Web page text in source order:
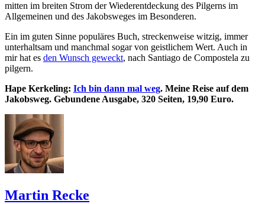
mitten im breiten Strom der Wiederentdeckung des Pilgerns im
Allgemeinen und des Jakobsweges im Besonderen.
Ein im guten Sinne populäres Buch, streckenweise witzig, immer
unterhaltsam und manchmal sogar von geistlichem Wert. Auch in
mir hat es den Wunsch geweckt, nach Santiago de Compostela zu
pilgern.
Hape Kerkeling: Ich bin dann mal weg. Meine Reise auf dem
Jakobsweg. Gebundene Ausgabe, 320 Seiten, 19,90 Euro.
Martin Recke